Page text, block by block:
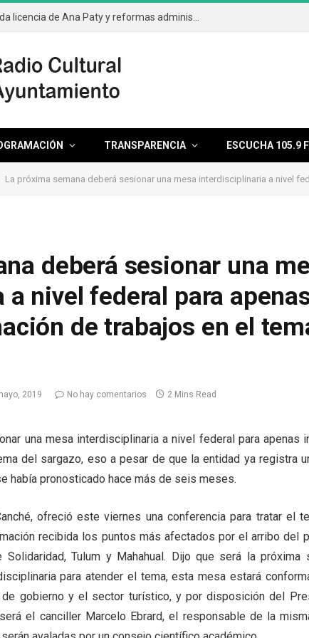
TRANSPARENCIA ESCUCHA 105.9
La próxima semana deberá sesionar una mesa interdisciplinaria a nivel
deberá sesionar una
nivel federal para
de trabajos en el
2019 No hay comentarios 2 Mins Read
una mesa interdisciplinaria a nivel federal para apenas
del sargazo, eso a pesar de que la entidad ya registra
había pronosticado hace más de seis meses.
ofreció este viernes una conferencia para tratar el
recibida los puntos más afectados por el arribo del
Tulum y Mahahual. Dijo que será la próxima
para atender el tema, esta mesa estará
gobierno y el sector turístico, y por disposición del
el canciller Marcelo Ebrard, el responsable de la